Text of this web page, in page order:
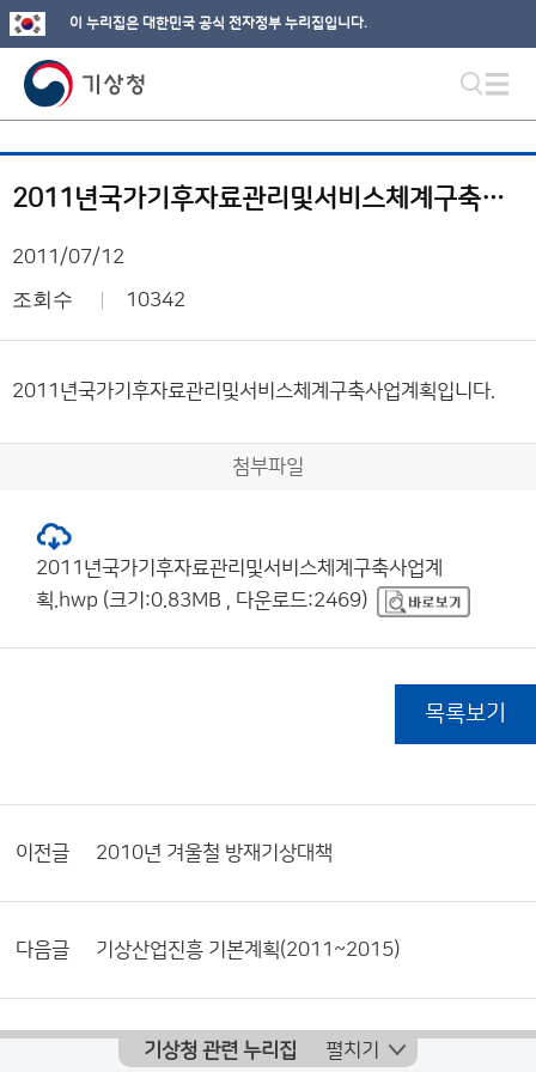
이 누리집은 대한민국 공식 전자정부 누리집입니다.
2011년국가기후자료관리및서비스체계구축사업계획
2011/07/12
조회수 10342
2011년국가기후자료관리및서비스체계구축사업계획입니다.
첨부파일
2011년국가기후자료관리및서비스체계구축사업계
획.hwp (크기:0.83MB , 다운로드:2469)
목록보기
이전글 2010년 겨울철 방재기상대책
다음글 기상산업진흥 기본계획(2011~2015)
기상청 관련 누리집 펼치기